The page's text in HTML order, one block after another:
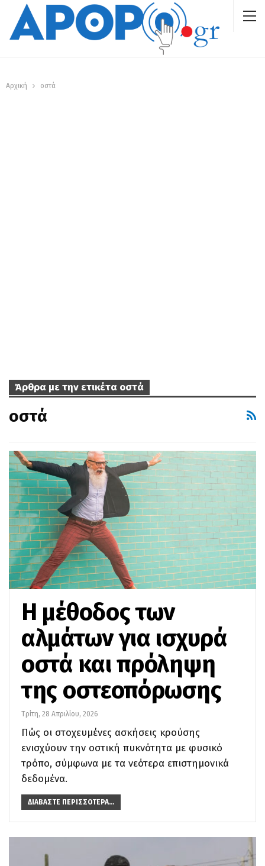
Αρχική οστά
Άρθρα με την ετικέτα οστά
οστά
Η μέθοδος των
αλμάτων για ισχυρά
οστά και πρόληψη
της οστεοπόρωσης
Τρίτη, 28 Απριλίου, 2026
Πώς οι στοχευμένες ασκήσεις κρούσης
ενισχύουν την οστική πυκνότητα με φυσικό
τρόπο, σύμφωνα με τα νεότερα επιστημονικά
δεδομένα.
ΔΙΑΒΆΣΤΕ ΠΕΡΙΣΣΌΤΕΡΑ...